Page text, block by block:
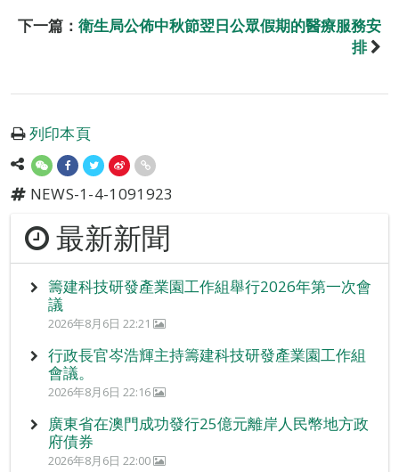
下一篇： 衛生局公佈中秋節翌日公眾假期的醫療服務安
排
列印本頁
NEWS-1-4-1091923
最新新聞
籌建科技研發產業園工作組舉行2026年第一次會
議
2026年8月6日 22:21
行政長官岑浩輝主持籌建科技研發產業園工作組
會議。
2026年8月6日 22:16
廣東省在澳門成功發行25億元離岸人民幣地方政
府債券
2026年8月6日 22:00